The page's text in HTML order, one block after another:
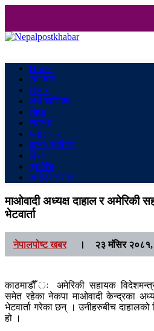
Home
समाचार
विचार
अर्थ/वाणिज्य
शिक्षा
स्वास्थ
मनाेरञ्जन
कला/ साहित्य
विश्व
प्रविधि
अनौठो संसार
माओवादी अध्यक्ष दाहाल र अमेरिकी
भेटवार्ता
नेपालपोष्ट खबर। २३ मंसिर
काठमाडौँ ः अमेरिकी सहायक
समेत रहेका नेकपा माओवादी केन्द्रका
भेटवार्ता गरेका छन् । उनीहरुबीच दाहालको
हो ।